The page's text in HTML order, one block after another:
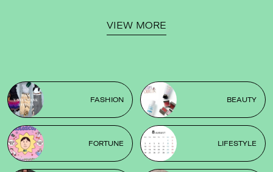
VIEW MORE
FASHION BEAUTY
FORTUNE LIFESTYLE